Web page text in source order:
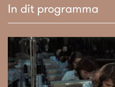
In dit programma